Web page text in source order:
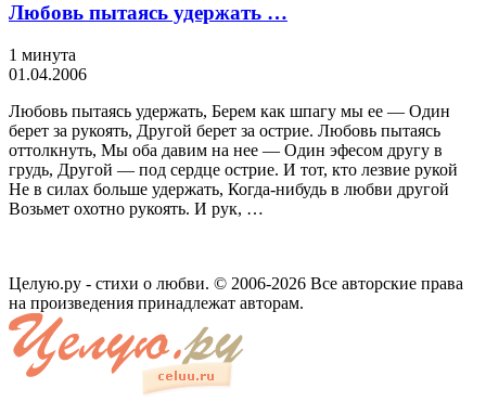
Любовь пытаясь удержать …
1 минута
01.04.2006
Любовь пытаясь удержать, Берем как шпагу мы ее — Один
берет за рукоять, Другой берет за острие. Любовь пытаясь
оттолкнуть, Мы оба давим на нее — Один эфесом другу в
грудь, Другой — под сердце острие. И тот, кто лезвие рукой
Не в силах больше удержать, Когда-нибудь в любви другой
Возьмет охотно рукоять. И рук, …
Целую.ру - стихи о любви. © 2006-2026 Все авторские права
на произведения принадлежат авторам.